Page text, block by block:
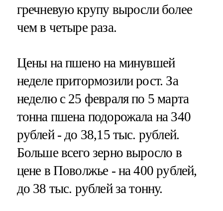
гречневую крупу выросли более
чем в четыре раза.
Цены на пшено на минувшей
неделе притормозили рост. За
неделю с 25 февраля по 5 марта
тонна пшена подорожала на 340
рублей - до 38,15 тыс. рублей.
Больше всего зерно выросло в
цене в Поволжье - на 400 рублей,
до 38 тыс. рублей за тонну.